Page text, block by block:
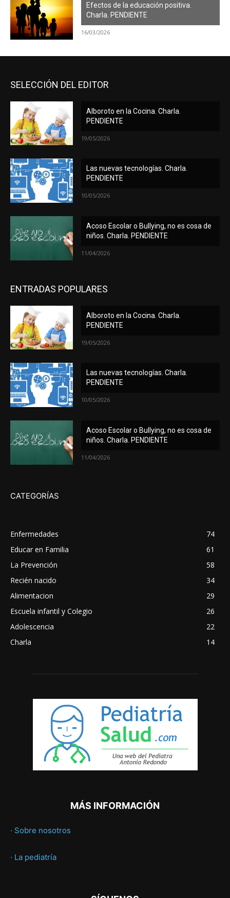
Efectos de la educación positiva.
Charla. PENDIENTE
16/03/2026
SELECCIÓN DEL EDITOR
Alboroto en la Cocina. Charla.
PENDIENTE
19/05/2026
Las nuevas tecnologías. Charla.
PENDIENTE
10/05/2026
Acoso Escolar o Bullying, no es cosa de
niños. Charla. PENDIENTE
11/04/2026
ENTRADAS POPULARES
Alboroto en la Cocina. Charla.
PENDIENTE
19/05/2026
Las nuevas tecnologías. Charla.
PENDIENTE
10/05/2026
Acoso Escolar o Bullying, no es cosa de
niños. Charla. PENDIENTE
11/04/2026
CATEGORÍAS
Enfermedades
74
Educar en Familia
61
La Prevención
58
Recién nacido
34
Alimentacion
29
Escuela infantil y Colegio
26
Adolescencia
22
Charla
14
MÁS INFORMACIÓN
· Sobre nosotros
· La pediatría